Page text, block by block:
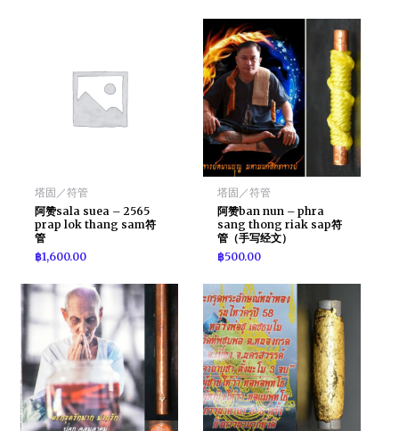
塔固／符管
阿赞sala suea – 2565
prap lok thang sam符
管
฿1,600.00
塔固／符管
阿赞ban nun – phra
sang thong riak sap符
管（手写经文）
฿500.00